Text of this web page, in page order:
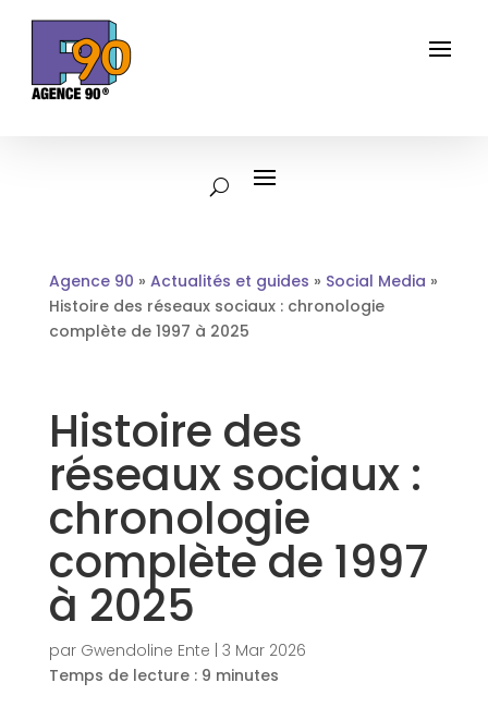
Agence 90 » Actualités et guides » Social Media »
Histoire des réseaux sociaux : chronologie
complète de 1997 à 2025
Histoire des
réseaux sociaux :
chronologie
complète de 1997
à 2025
par Gwendoline Ente 3 Mar 2026
Temps de lecture : 9 minutes